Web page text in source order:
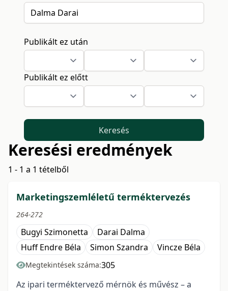
Publikált ez után
Publikált ez előtt
Keresés
Keresési eredmények
1 - 1 a 1 tételből
Marketingszemléletű terméktervezés
264-272
Bugyi Szimonetta
Darai Dalma
Huff Endre Béla
Simon Szandra Vincze Béla
Megtekintések száma:305
Az ipari terméktervező mérnök és művész – a